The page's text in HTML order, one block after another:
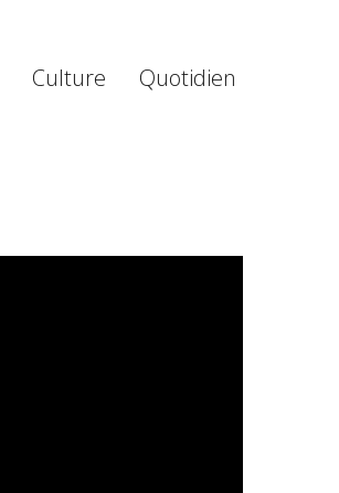
Culture Quotidien